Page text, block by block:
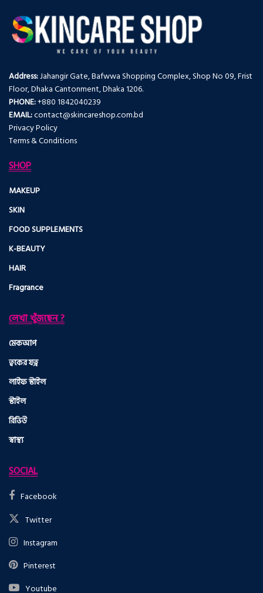
Address:Jahangir Gate, Bafwwa Shopping Complex, Shop No 09, Frist
Floor, Dhaka Cantonment, Dhaka 1206.
PHONE:+880 1842040239
EMAIL:contact@skincareshop.com.bd
Privacy Policy
Terms & Conditions
SHOP
MAKEUP
SKIN
FOOD SUPPLEMENTS
K-BEAUTY
HAIR
Fragrance
লেখা খুঁজছেন ?
মেকআপ
ত্বকের যত্ন
লাইফ স্টাইল
স্টাইল
রিভিউ
স্বাস্থ্য
SOCIAL
Facebook
Twitter
Instagram
Pinterest
Youtube